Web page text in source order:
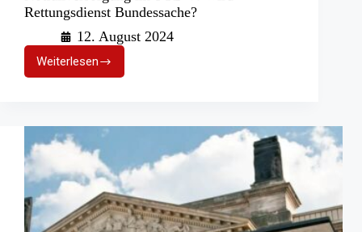
Rettungsdienst Bundessache?
12. August 2024
WeiterlesenNotfallversorgung
im
Wird
Rettungsdienst
Bundessache?